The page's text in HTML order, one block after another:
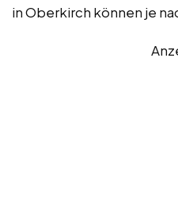
in Oberkirch können je